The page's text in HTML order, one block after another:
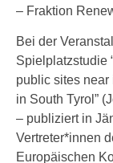
– Fraktion
Bei der
Spielplatzstudie
public sites
in South Tyrol”
– publiziert in
Vertreter*innen
Europäischen